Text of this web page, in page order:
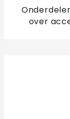
Hoe
over